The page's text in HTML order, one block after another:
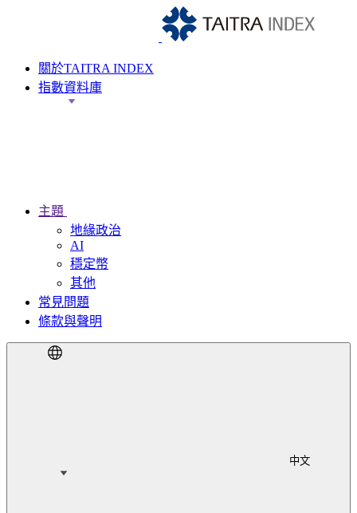
關於TAITRA INDEX
指數資料庫
主題
地緣政治
AI
穩定幣
其他
常見問題
條款與聲明
中文